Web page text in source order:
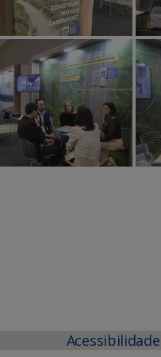
Acessibilidade